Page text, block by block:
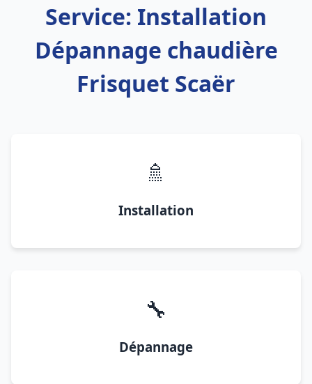
Service: Installation
Dépannage chaudière
Frisquet Scaër
🚿
Installation
🔧
Dépannage